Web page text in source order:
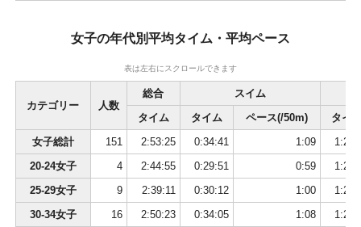
4075 武田 浩詩 48 男 東京都
Paul Adam Riddle 44
64
2062 関屋 広道 37 男 静岡県
2:17:32
65
5125 田村 昌義 46 男 神奈川県
2:17:36
男 東京都
2:17:36
67
5103 David M Sims 46
2:17:41
68
7044 山野 健二 56 長崎県
2:17:48
69
1011 加野 徹 21 男 埼玉県
2:17:48
70
5086 藤田 光裕 45 男 東京都
2:18:02
71
1018 髙鳥 友樹 22 学生連合
2:18:17
女子の年代別平均タイム・平均ペース
表は左右にスクロールできます
カテゴリー 人数
総合
スイム
タイム
タイム ペース(/50m)
タイ
女子総計
151 2:53:25 0:34:41 1:09
20-24女子
4 2:44:55 0:29:51 0:59
25-29女子
9 2:39:11 0:30:12 1:00
30-34女子
16 2:50:23 0:34:05 1:08